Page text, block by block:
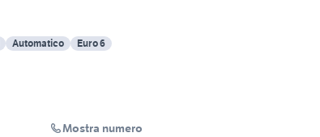
Automatico Euro 6
Mostra numero